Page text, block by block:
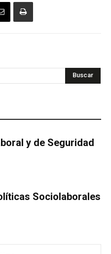
Buscar
y de Seguridad
Sociolaborales